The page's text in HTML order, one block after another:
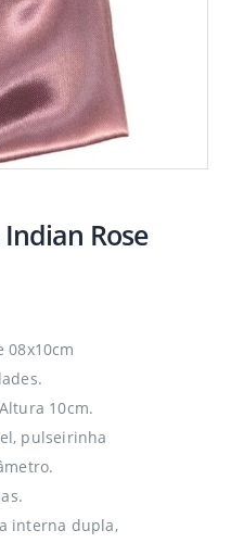
Rose
08x10cm
10cm.
pulseirinha
interna dupla,